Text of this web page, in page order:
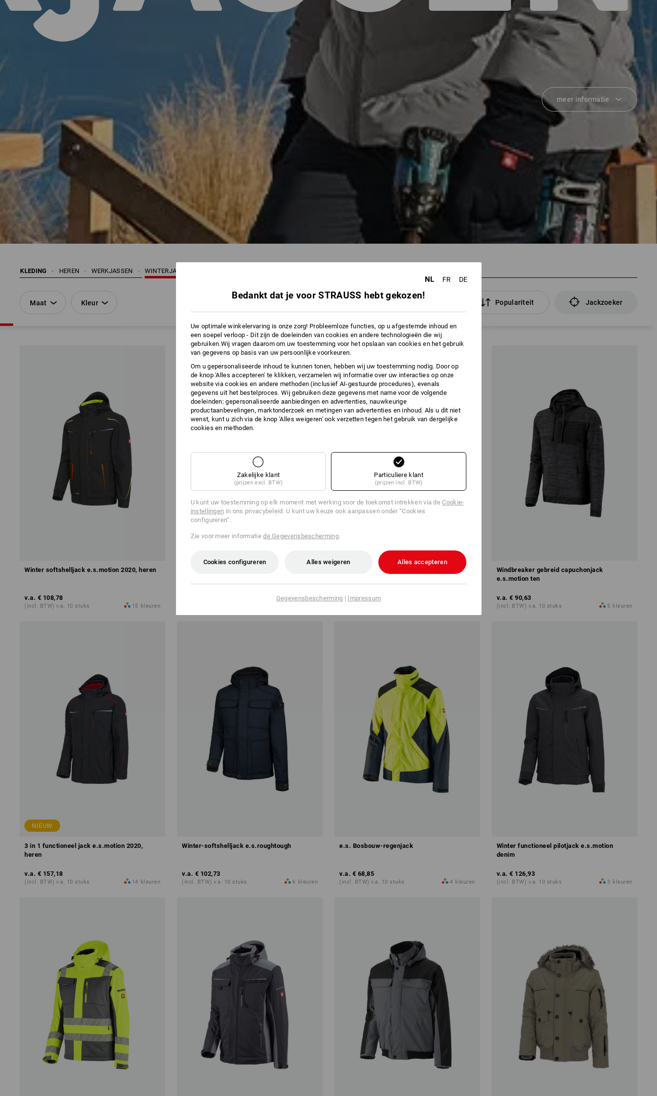
meer informatie
KLEDING WINTERJASSEN
WERKJASSEN
HEREN
Maat Kleur Populariteit Jackzoeker
Winter softshelljack e.s.motion 2020, heren
v.a. € 108,78
(incl. BTW) v.a. 10 stuks 15 kleuren
3 in 1 functionele jack e.s.vision, heren
v.a. € 169,28
Windbreaker gebreid capuchonjack
e.s.motion ten
v.a. € 90,63
(incl. BTW) v.a. 10 stuks 5 kleuren
NIEUW
3 in 1 functioneel jack e.s.motion 2020,
heren
v.a. € 157,18
(incl. BTW) v.a. 10 stuks 14 kleuren
Winter-softshelljack e.s.roughtough
v.a. € 102,73
(incl. BTW) v.a. 10 stuks 6 kleuren
e.s. Bosbouw-regenjack
v.a. € 68,85
(incl. BTW) v.a. 10 stuks 4 kleuren
Winter functioneel pilotjack e.s.motion
denim
v.a. € 126,93
(incl. BTW) v.a. 10 stuks 3 kleuren
NL FR DE
Bedankt dat je voor STRAUSS hebt gekozen!
Uw optimale winkelervaring is onze zorg! Probleemloze functies, op u afgestemde inhoud en
een soepel verloop - Dit zijn de doeleinden van cookies en andere technologieën die wij
gebruiken.Wij vragen daarom om uw toestemming voor het opslaan van cookies en het gebruik
van gegevens op basis van uw persoonlijke voorkeuren.
Om u gepersonaliseerde inhoud te kunnen tonen, hebben wij uw toestemming nodig. Door op
de knop 'Alles accepteren' te klikken, verzamelen wij informatie over uw interacties op onze
website via cookies en andere methoden (inclusief AI-gestuurde procedures), evenals
gegevens uit het bestelproces. Wij gebruiken deze gegevens met name voor de volgende
doeleinden: gepersonaliseerde aanbiedingen en advertenties, nauwkeurige
productaanbevelingen, marktonderzoek en metingen van advertenties en inhoud. Als u dit niet
wenst, kunt u zich via de knop 'Alles weigeren' ook verzetten tegen het gebruik van dergelijke
cookies en methoden.
Zakelijke klant
(prijzen excl. BTW)
Particuliere klant
(prijzen incl. BTW)
U kunt uw toestemming op elk moment met werking voor de toekomst intrekken via deCookie-
instellingen in ons privacybeleid. U kunt uw keuze ook aanpassen onder “Cookies
configureren”.
Zie voor meer informatiede Gegevensbescherming.
Cookies configureren Alles weigeren Alles accepteren
Gegevensbescherming | Impressum